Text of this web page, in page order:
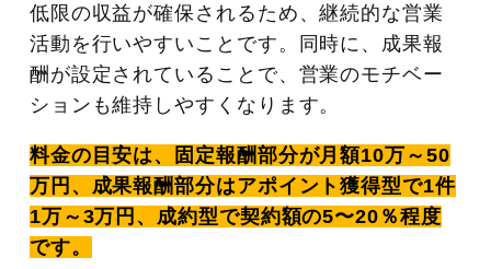
低限の収益が確保されるため、継続的な営業
活動を行いやすいことです。同時に、成果報
酬が設定されていることで、営業のモチベー
ションも維持しやすくなります。
料金の目安は、固定報酬部分が月額10万～50
万円、成果報酬部分はアポイント獲得型で1件
1万～3万円、成約型で契約額の5〜20％程度
です。